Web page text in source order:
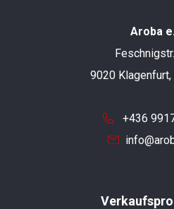
Aroba
9020
+436